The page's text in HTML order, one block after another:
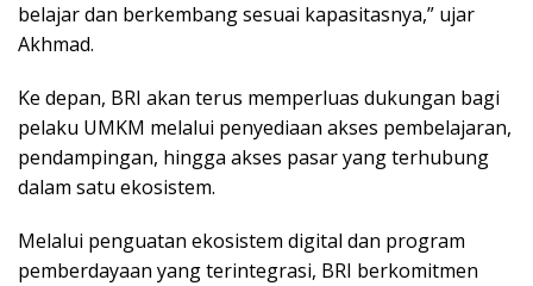
belajar dan berkembang sesuai kapasitasnya,” ujar
Akhmad.
Ke depan, BRI akan terus memperluas dukungan bagi
pelaku UMKM melalui penyediaan akses pembelajaran,
pendampingan, hingga akses pasar yang terhubung
dalam satu ekosistem.
Melalui penguatan ekosistem digital dan program
pemberdayaan yang terintegrasi, BRI berkomitmen